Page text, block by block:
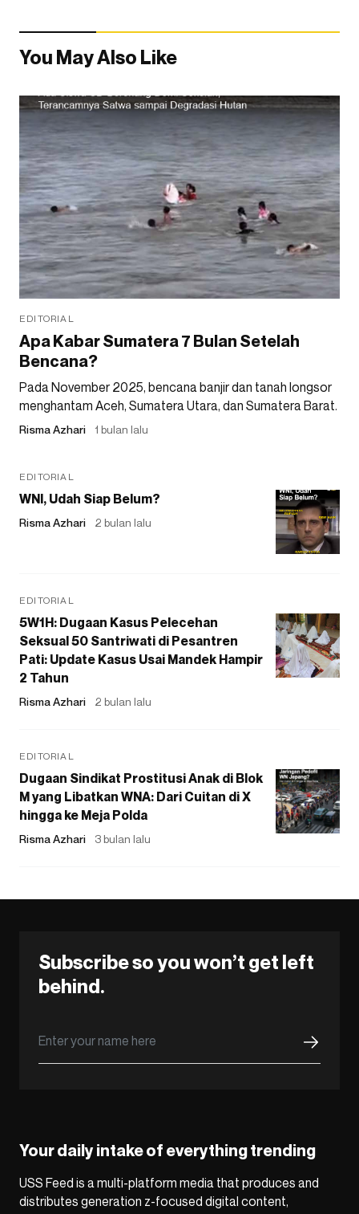
You May Also Like
EDITORIAL
Apa Kabar Sumatera 7 Bulan Setelah
Bencana?
Pada November 2025, bencana banjir dan tanah longsor
menghantam Aceh, Sumatera Utara, dan Sumatera Barat.
Risma Azhari 1 bulan lalu
EDITORIAL
WNI, Udah Siap Belum?
Risma Azhari 2 bulan lalu
EDITORIAL
5W1H: Dugaan Kasus Pelecehan
Seksual 50 Santriwati di Pesantren
Pati: Update Kasus Usai Mandek Hampir
2 Tahun
Risma Azhari 2 bulan lalu
EDITORIAL
Dugaan Sindikat Prostitusi Anak di Blok
M yang Libatkan WNA: Dari Cuitan di X
hingga ke Meja Polda
Risma Azhari 3 bulan lalu
Subscribe so you won’t get left
behind.
Your daily intake of everything trending
USS Feed is a multi-platform media that produces and
distributes generation z-focused digital content,